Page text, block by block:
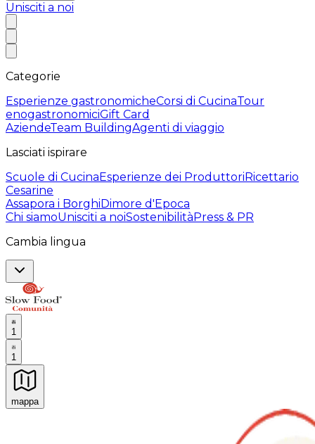
Unisciti a noi
Categorie
Esperienze gastronomicheCorsi di CucinaTour
enogastronomiciGift Card
AziendeTeam BuildingAgenti di viaggio
Lasciati ispirare
Scuole di CucinaEsperienze dei ProduttoriRicettario
Cesarine
Assapora i BorghiDimore d'Epoca
Chi siamoUnisciti a noiSostenibilitàPress & PR
Cambia lingua
1
1
mappa
Esperienze culinarie indimenticabili: Esperienze